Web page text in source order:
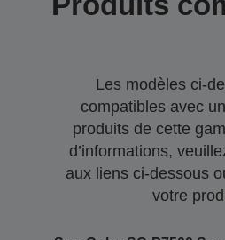
Les modèles ci-
compatibles avec
produits de cette
d’informations,
aux liens ci-dessous
votre